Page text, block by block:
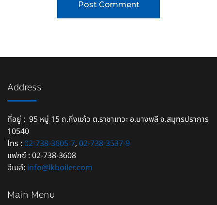
Address
ที่อยู่ : 95 หมู่ 15 ถ.กิ่งแก้ว ต.ราชาเทวะ อ.บางพลี จ.สมุทรปราการ
10540
โทร : 02-738-3605-7, 02-738-3537-9
แฟกซ์ : 02-738-3608
อีเมล์: info@lkboiler.com
Main Menu